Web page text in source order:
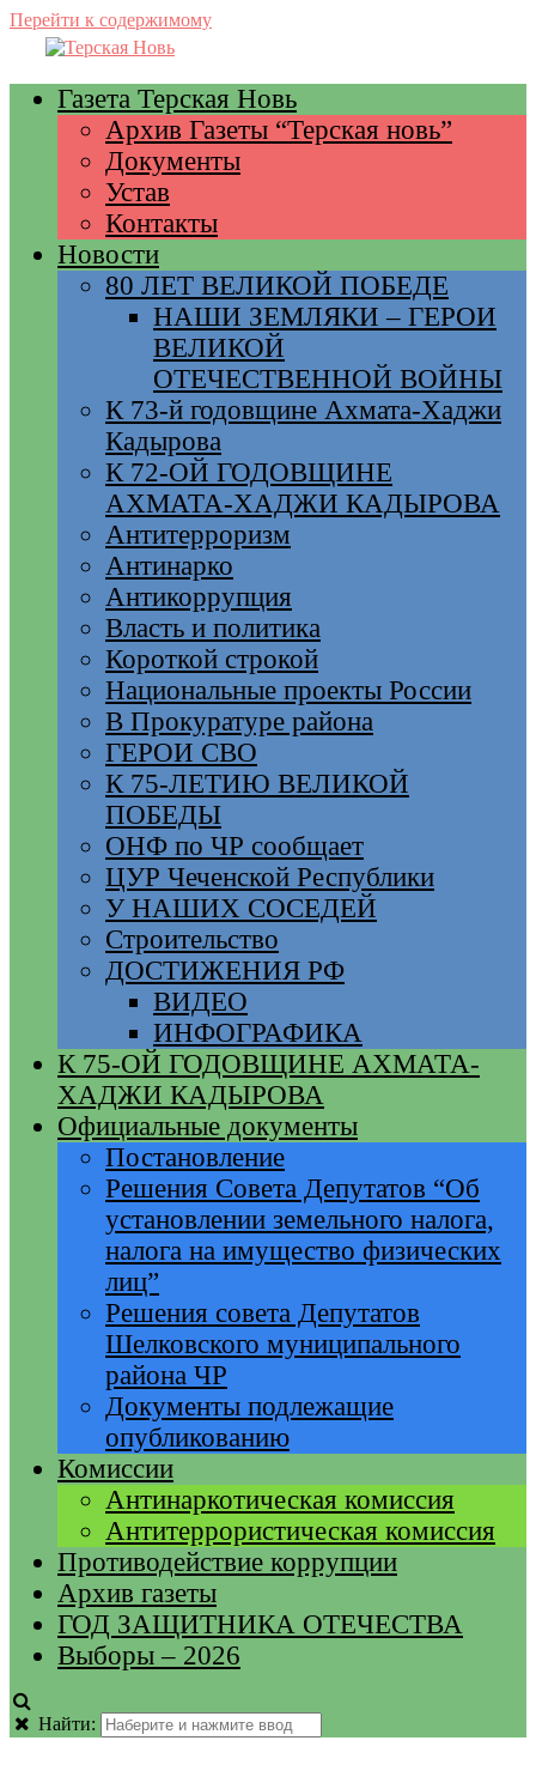
Перейти к содержимому
Газета Терская Новь
Архив Газеты “Терская новь”
Документы
Устав
Контакты
Новости
80 ЛЕТ ВЕЛИКОЙ ПОБЕДЕ
НАШИ ЗЕМЛЯКИ – ГЕРОИ
ВЕЛИКОЙ
ОТЕЧЕСТВЕННОЙ ВОЙНЫ
К 73-й годовщине Ахмата-Хаджи
Кадырова
К 72-ОЙ ГОДОВЩИНЕ
АХМАТА-ХАДЖИ КАДЫРОВА
Антитерроризм
Антинарко
Антикоррупция
Власть и политика
Короткой строкой
Национальные проекты России
В Прокуратуре района
ГЕРОИ СВО
К 75-ЛЕТИЮ ВЕЛИКОЙ
ПОБЕДЫ
ОНФ по ЧР сообщает
ЦУР Чеченской Республики
У НАШИХ СОСЕДЕЙ
Строительство
ДОСТИЖЕНИЯ РФ
ВИДЕО
ИНФОГРАФИКА
К 75-ОЙ ГОДОВЩИНЕ АХМАТА-
ХАДЖИ КАДЫРОВА
Официальные документы
Постановление
Решения Совета Депутатов “Об
установлении земельного налога,
налога на имущество физических
лиц”
Решения совета Депутатов
Шелковского муниципального
района ЧР
Документы подлежащие
опубликованию
Комиссии
Антинаркотическая комиссия
Антитеррористическая комиссия
Противодействие коррупции
Архив газеты
ГОД ЗАЩИТНИКА ОТЕЧЕСТВА
Выборы – 2026
Найти: